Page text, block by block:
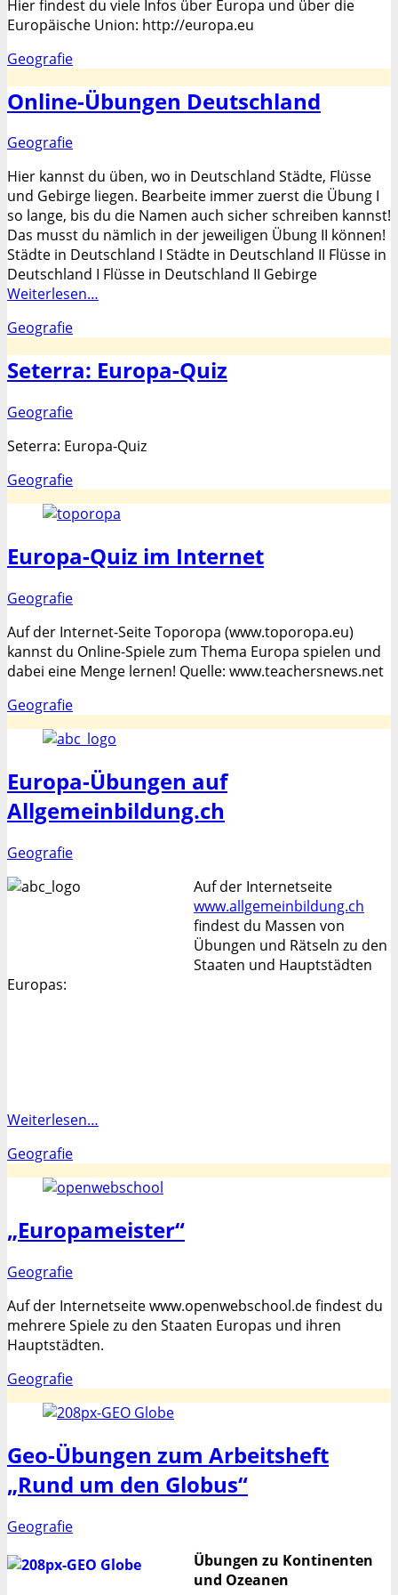
Hier findest du viele Infos über Europa und über die
Europäische Union: http://europa.eu
Kategorien
Geografie
Online-Übungen Deutschland
Kategorien
Geografie
Hier kannst du üben, wo in Deutschland Städte, Flüsse
und Gebirge liegen. Bearbeite immer zuerst die Übung I
so lange, bis du die Namen auch sicher schreiben kannst!
Das musst du nämlich in der jeweiligen Übung II können!
Städte in Deutschland I Städte in Deutschland II Flüsse in
Deutschland I Flüsse in Deutschland II Gebirge
Weiterlesen…
Kategorien
Geografie
Seterra: Europa-Quiz
Kategorien
Geografie
Seterra: Europa-Quiz
Kategorien
Geografie
Europa-Quiz im Internet
Kategorien
Geografie
Auf der Internet-Seite Toporopa (www.toporopa.eu)
kannst du Online-Spiele zum Thema Europa spielen und
dabei eine Menge lernen! Quelle: www.teachersnews.net
Kategorien
Geografie
Europa-Übungen auf
Allgemeinbildung.ch
Kategorien
Geografie
Auf der Internetseite
www.allgemeinbildung.ch
findest du Massen von
Übungen und Rätseln zu den
Staaten und Hauptstädten
Europas:
Weiterlesen…
Kategorien
Geografie
„Europameister“
Kategorien
Geografie
Auf der Internetseite www.openwebschool.de findest du
mehrere Spiele zu den Staaten Europas und ihren
Hauptstädten.
Kategorien
Geografie
Geo-Übungen zum Arbeitsheft
„Rund um den Globus“
Kategorien
Geografie
Übungen zu Kontinenten
und Ozeanen